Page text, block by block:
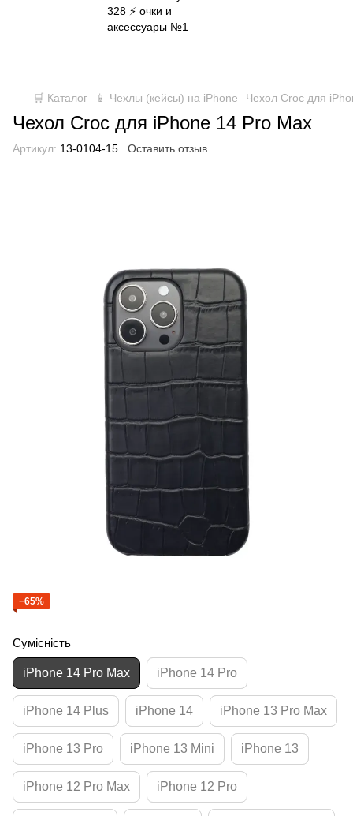
🛒 Каталог 📱 Чехлы (кейсы) на iPhone Чехол Croc для
Чехол Croc для iPhone 14 Pro Max
Артикул: 13-0104-15 Оставить отзыв
−65%
Сумісність
iPhone 14 Pro Max iPhone 14 Pro
iPhone 14 Plus iPhone 14 iPhone 13 Pro Max
iPhone 13 Pro iPhone 13 Mini iPhone 13
iPhone 12 Pro Max iPhone 12 Pro